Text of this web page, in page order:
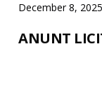
December 8, 2025
ANUNT